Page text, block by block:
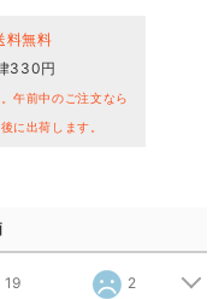
料無料
330円
午前中のご注文なら
に出荷します。
19 2